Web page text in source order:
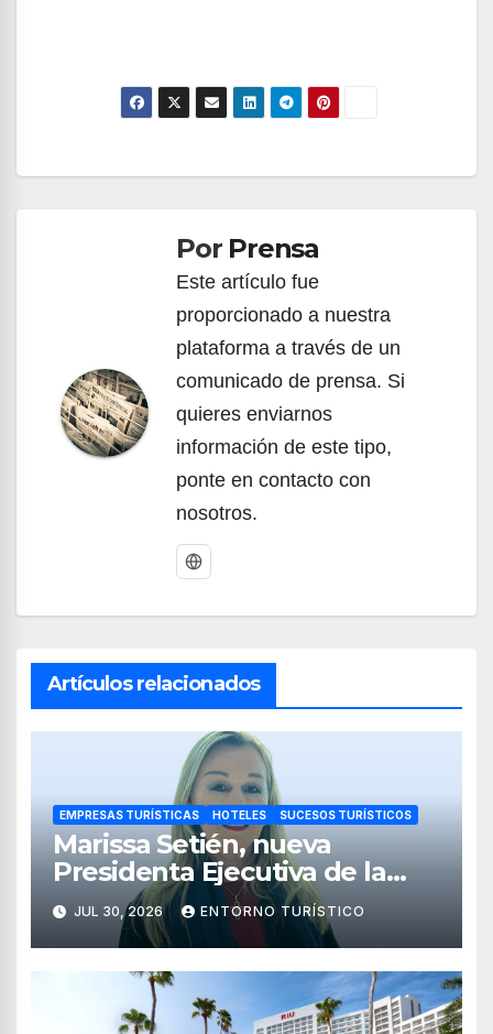
Navegación
entradasPor Prensa
Este artículo fue
proporcionado a nuestra
plataforma a través de un
comunicado de prensa. Si
quieres enviarnos
información de este tipo,
ponte en contacto con
nosotros.
Artículos relacionados
EMPRESAS TURÍSTICAS HOTELES SUCESOS TURÍSTICOS
Marissa Setién, nueva
Presidenta Ejecutiva de la
Asociación de Hoteles Costa
Mujeres
JUL 30, 2026 ENTORNO TURÍSTICO